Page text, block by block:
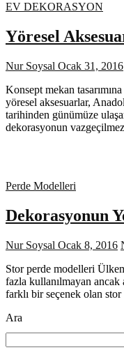
EV DEKORASYON
Yöresel
Nur Soysal Ocak 31, 2016
Konsept mekan
yöresel aksesuarlar,
tarihinden günümüze
dekorasyonun
Perde Modelleri
Dekorasyonun
Nur Soysal Ocak 8, 2016
Stor perde modelleri
fazla kullanılmayan ancak
farklı bir seçenek olan
Ara